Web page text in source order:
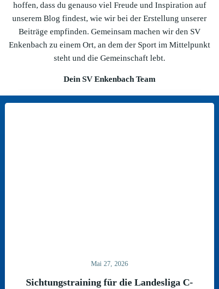
hoffen, dass du genauso viel Freude und Inspiration auf
unserem Blog findest, wie wir bei der Erstellung unserer
Beiträge empfinden. Gemeinsam machen wir den SV
Enkenbach zu einem Ort, an dem der Sport im Mittelpunkt
steht und die Gemeinschaft lebt.
Dein SV Enkenbach Team
Mai 27, 2026
Sichtungstraining für die Landesliga C-